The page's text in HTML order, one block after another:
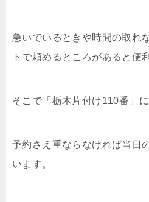
急いでいるときや時間の取れ
トで頼めるところがあると便
そこで「栃木片付け110番」
予約さえ重ならなければ当日
います。